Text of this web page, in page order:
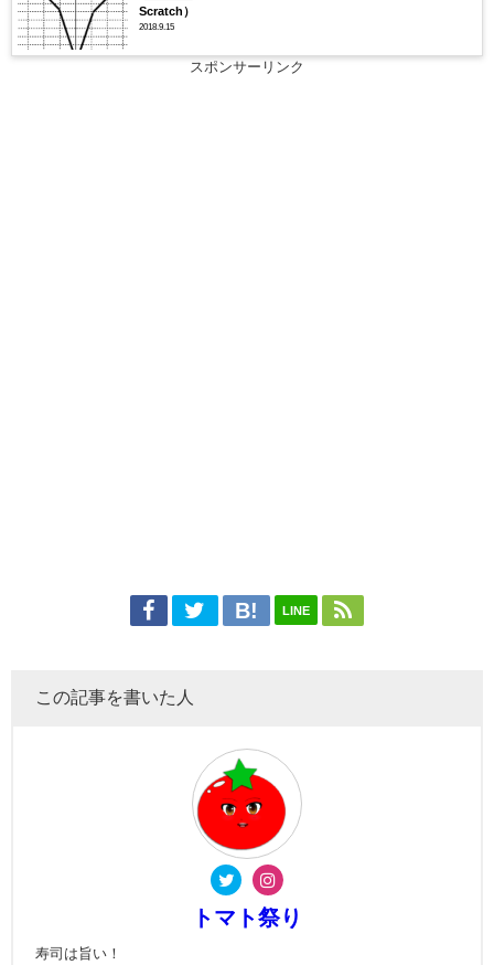
Scratch）
2018.9.15
スポンサーリンク
LINE
この記事を書いた人
トマト祭り
寿司は旨い！